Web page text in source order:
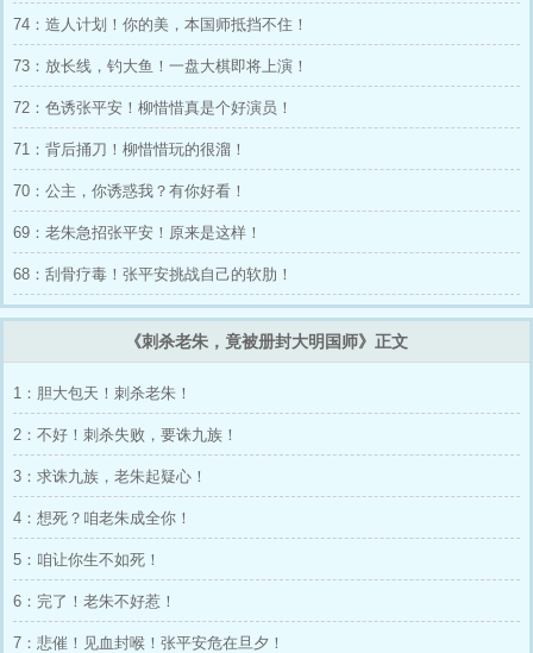
74：造人计划！你的美，本国师抵挡不住！
73：放长线，钓大鱼！一盘大棋即将上演！
72：色诱张平安！柳惜惜真是个好演员！
71：背后捅刀！柳惜惜玩的很溜！
70：公主，你诱惑我？有你好看！
69：老朱急招张平安！原来是这样！
68：刮骨疗毒！张平安挑战自己的软肋！
《刺杀老朱，竟被册封大明国师》正文
1：胆大包天！刺杀老朱！
2：不好！刺杀失败，要诛九族！
3：求诛九族，老朱起疑心！
4：想死？咱老朱成全你！
5：咱让你生不如死！
6：完了！老朱不好惹！
7：悲催！见血封喉！张平安危在旦夕！